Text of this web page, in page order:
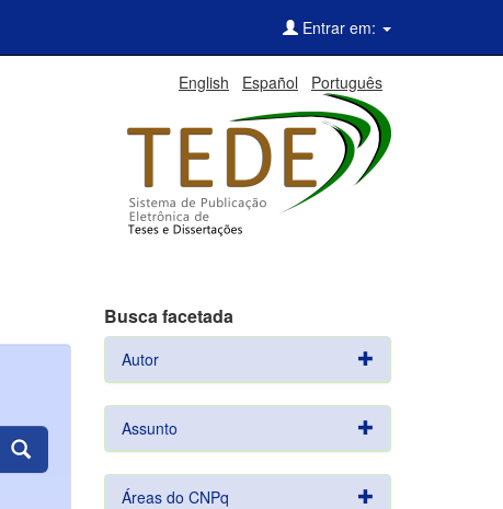
Entrar em:
English Español Português
Busca facetada
Autor
Assunto
Áreas do CNPq